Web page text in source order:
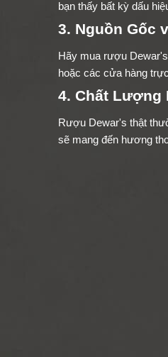
bạn thấy bất kỳ dấu
3. Nguồn Gốc
Hãy mua rượu
hoặc các cửa hàng
4. Chất Lượng
Rượu Dewar's thật
sẽ mang đến hương